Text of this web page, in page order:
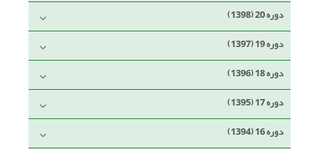
دوره 20 (1398)
دوره 19 (1397)
دوره 18 (1396)
دوره 17 (1395)
دوره 16 (1394)